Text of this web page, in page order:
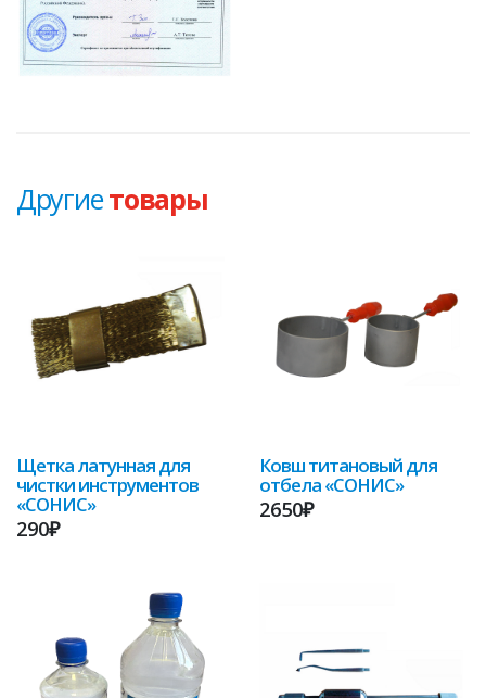
Другиетовары
Щетка латунная для
чистки инструментов
«СОНИС»
290₽
Ковш титановый для
отбела «СОНИС»
2650₽